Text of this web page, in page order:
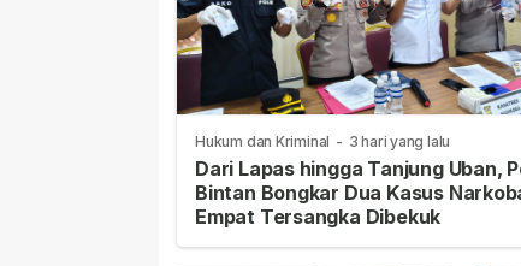
Hukum dan Kriminal - 3 hari yang lalu
Dari Lapas hingga Tanjung Uban,
Bintan Bongkar Dua Kasus
Empat Tersangka Dibekuk